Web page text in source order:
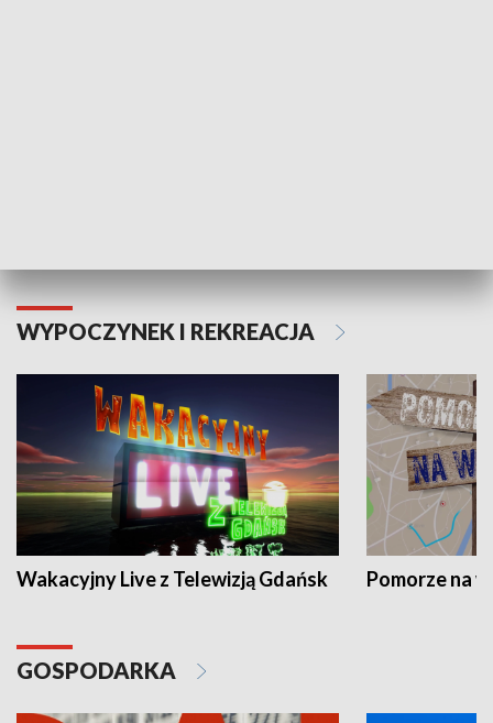
WYPOCZYNEK I REKREACJA
Wakacyjny Live z Telewizją Gdańsk Pomorze na
GOSPODARKA